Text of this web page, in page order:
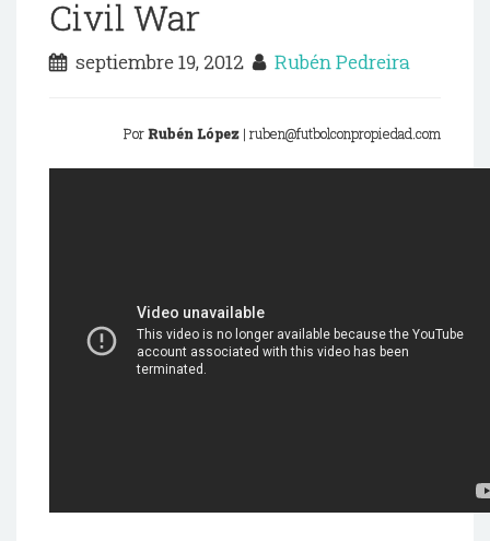
Civil War
septiembre 19, 2012 Rubén Pedreira
PorRubén López | ruben@futbolconpropiedad.com